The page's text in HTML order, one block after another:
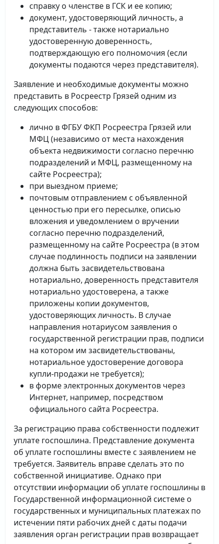
справку о членстве в ГСК и ее копию;
документ, удостоверяющий личность, а
представитель - также нотариально
удостоверенную доверенность,
подтверждающую его полномочия (если
документы подаются через представителя).
Заявление и необходимые документы можно
представить в Росреестр Грязей одним из
следующих способов:
лично в ФГБУ ФКП Росреестра Грязей или
МФЦ (независимо от места нахождения
объекта недвижимости согласно перечню
подразделений и МФЦ, размещенному на
сайте Росреестра);
при выездном приеме;
почтовым отправлением с объявленной
ценностью при его пересылке, описью
вложения и уведомлением о вручении
согласно перечню подразделений,
размещенному на сайте Росреестра (в этом
случае подлинность подписи на заявлении
должна быть засвидетельствована
нотариально, доверенность представителя
нотариально удостоверена, а также
приложены копии документов,
удостоверяющих личность. В случае
направления нотариусом заявления о
государственной регистрации прав, подписи
на котором им засвидетельствованы,
нотариальное удостоверение договора
купли-продажи не требуется);
в форме электронных документов через
Интернет, например, посредством
официального сайта Росреестра.
За регистрацию права собственности подлежит
уплате госпошлина. Представление документа
об уплате госпошлины вместе с заявлением не
требуется. Заявитель вправе сделать это по
собственной инициативе. Однако при
отсутствии информации об уплате госпошлины в
Государственной информационной системе о
государственных и муниципальных платежах по
истечении пяти рабочих дней с даты подачи
заявления орган регистрации прав возвращает